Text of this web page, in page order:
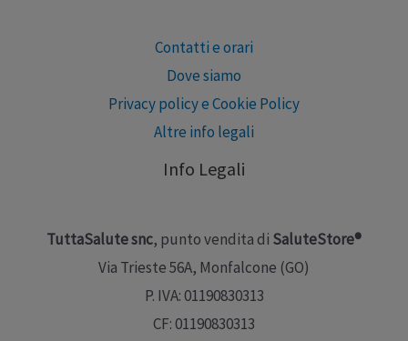
Contatti e orari
Dove siamo
Privacy policy e Cookie Policy
Altre info legali
Info Legali
TuttaSalute snc, punto vendita di SaluteStore®
Via Trieste 56A, Monfalcone (GO)
P. IVA: 01190830313
CF: 01190830313